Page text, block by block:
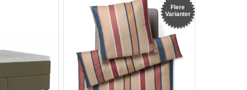
Flere
Varianter